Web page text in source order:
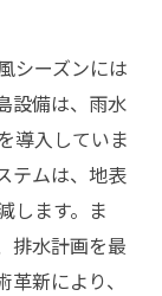
シーズンには
設備は、雨水
導入していま
テムは、地表
します。ま
排水計画を最
新により、